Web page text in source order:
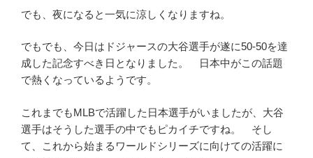
でも、夜になると一気に涼しくなりますね。
でもでも、今日はドジャースの大谷選手が遂に50-50を達
成した記念すべき日となりました。 日本中がこの話題
で熱くなっているようです。
これまでもMLBで活躍した日本選手がいましたが、大谷
選手はそうした選手の中でもピカイチですね。 そし
て、これから始まるワールドシリーズに向けての活躍に